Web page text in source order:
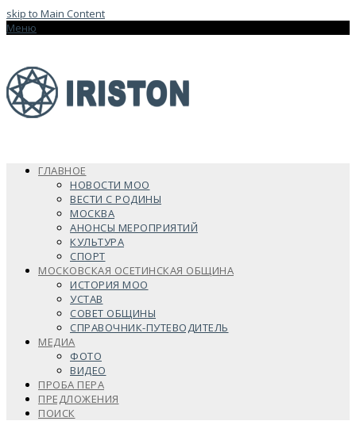
skip to Main Content
Меню
ГЛАВНОЕ
НОВОСТИ МОО
ВЕСТИ С РОДИНЫ
МОСКВА
АНОНСЫ МЕРОПРИЯТИЙ
КУЛЬТУРА
СПОРТ
МОСКОВСКАЯ ОСЕТИНСКАЯ ОБЩИНА
ИСТОРИЯ МОО
УСТАВ
СОВЕТ ОБЩИНЫ
СПРАВОЧНИК-ПУТЕВОДИТЕЛЬ
МЕДИА
ФОТО
ВИДЕО
ПРОБА ПЕРА
ПРЕДЛОЖЕНИЯ
ПОИСК